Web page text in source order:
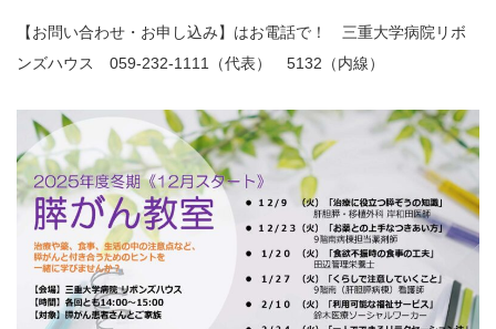
【お問い合わせ・お申し込み】はお電話で！ 三重大学病院リボ
ンズハウス 059-232-1111（代表） 5132（内線）